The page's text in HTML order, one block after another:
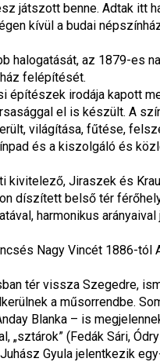
játszott benne. Adtak itt
kívül a budai
halogatását, az 1879-es
felépítését.
építészek irodája kapott
el is készült. A
világítása, fűtése,
és a kiszolgáló és
kivitelező, Jiraszek és
díszített belső tér
harmonikus
Nagy Vincét 1886-tól
tér vissza Szegedre,
a műsorrendbe.
Blanka – is
(Fedák Sári,
Gyula jelentkezik